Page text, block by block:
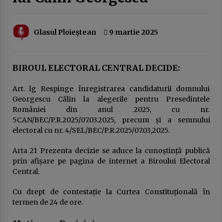
Austeritatea fără rezultate: cum sunt pedepsiți
românii pentru greșeli pe care nu le-au făcut
trebuie să te ghideze dorința de a face viața
mai bună românilor, nu mai rea. Atunci nu are
rost să guvernezi
3 februarie 2026
Guvernul Bolojan taie iar de la elevi.
Programul național Vouchere culturale pentru
3 februarie 2026
24 ianuarie 2026
Glasul Ploieștean 9 martie 2025
BIROUL ELECTORAL CENTRAL DECIDE:
Art. lg Respinge înregistrarea candidaturii domnului
Georgescu Călin la alegerile pentru Presedintele
României din anul 2025, cu nr.
5CAN/BEC/P.R.2025/07.03.2025, precum și a semnului
electoral cu nr. 4/SEL/BEC/P.R.2025/07.03,2025.
Arta 21 Prezenta decizie se aduce la cunoștință publică
prin afișare pe pagina de internet a Biroului Electoral
Central.
Cu drept de contestație la Curtea Constituțională în
termen de 24 de ore.